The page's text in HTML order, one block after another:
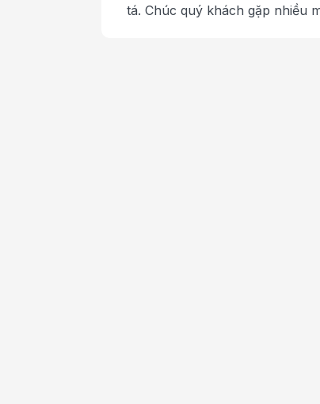
tá. Chúc quý khách gặp nhiều